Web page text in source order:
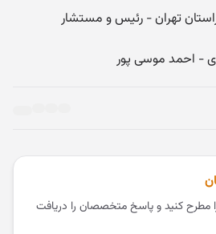
- احمد موسی پور
مطرح کنید و پاسخ متخصصان را دریافت